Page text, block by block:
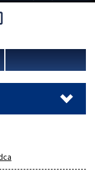
vnútra SR.